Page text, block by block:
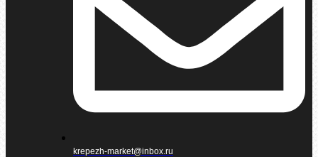
krepezh-market@inbox.ru